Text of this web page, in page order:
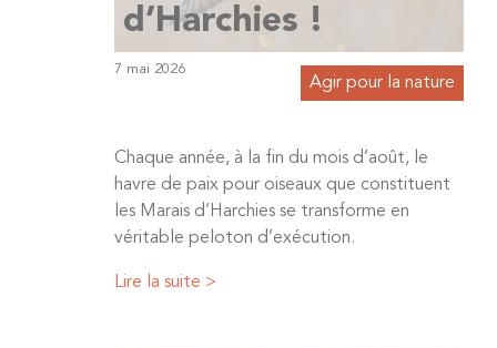
d’Harchies !
7 mai 2026
Agir pour la nature
Chaque année, à la fin du mois d’août, le
havre de paix pour oiseaux que constituent
les Marais d’Harchies se transforme en
véritable peloton d’exécution.
Lire la suite >